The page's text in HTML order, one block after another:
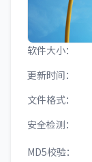
软件大小：
更新时间：
文件格式：
安全检测：
MD5校验：